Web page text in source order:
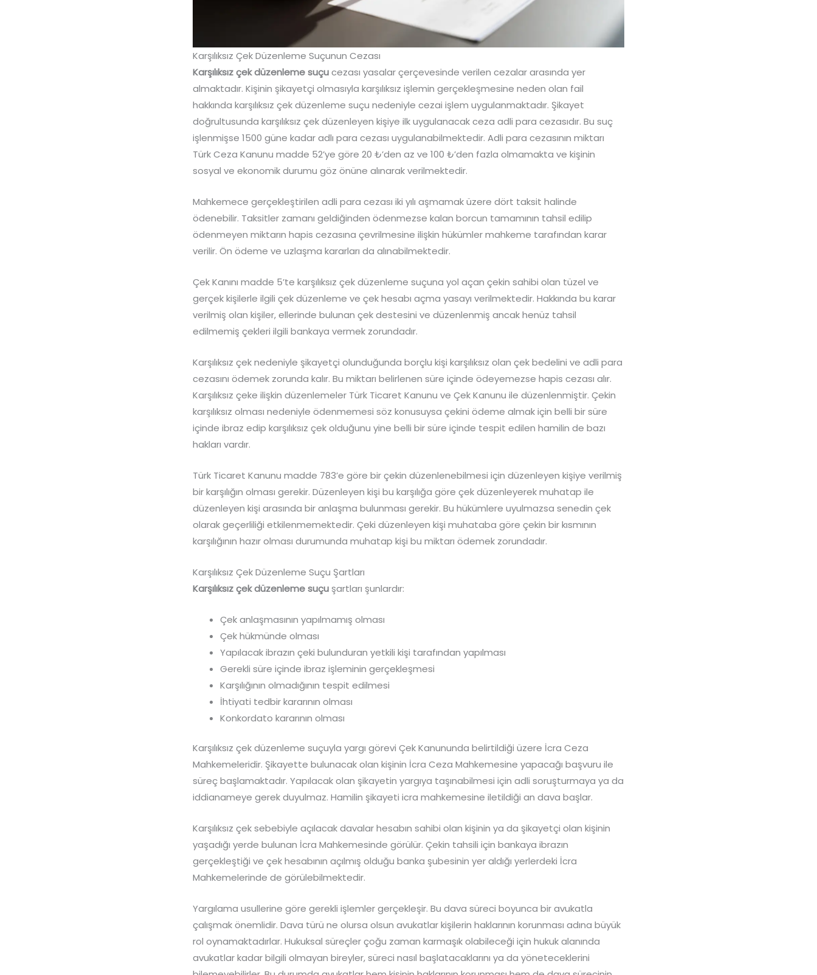
Karşılıksız Çek Düzenleme Suçunun Cezası
Karşılıksız çek düzenleme suçucezası yasalar çerçevesinde verilen cezalar arasında yer
almaktadır. Kişinin şikayetçi olmasıyla karşılıksız işlemin gerçekleşmesine neden olan fail
hakkında karşılıksız çek düzenleme suçu nedeniyle cezai işlem uygulanmaktadır. Şikayet
doğrultusunda karşılıksız çek düzenleyen kişiye ilk uygulanacak ceza adli para cezasıdır. Bu suç
işlenmişse 1500 güne kadar adlı para cezası uygulanabilmektedir. Adli para cezasının miktarı
Türk Ceza Kanunu madde 52’ye göre 20 ₺’den az ve 100 ₺’den fazla olmamakta ve kişinin
sosyal ve ekonomik durumu göz önüne alınarak verilmektedir.
Mahkemece gerçekleştirilen adli para cezası iki yılı aşmamak üzere dört taksit halinde
ödenebilir. Taksitler zamanı geldiğinden ödenmezse kalan borcun tamamının tahsil edilip
ödenmeyen miktarın hapis cezasına çevrilmesine ilişkin hükümler mahkeme tarafından karar
verilir. Ön ödeme ve uzlaşma kararları da alınabilmektedir.
Çek Kanını madde 5’te karşılıksız çek düzenleme suçuna yol açan çekin sahibi olan tüzel ve
gerçek kişilerle ilgili çek düzenleme ve çek hesabı açma yasayı verilmektedir. Hakkında bu karar
verilmiş olan kişiler, ellerinde bulunan çek destesini ve düzenlenmiş ancak henüz tahsil
edilmemiş çekleri ilgili bankaya vermek zorundadır.
Karşılıksız çek nedeniyle şikayetçi olunduğunda borçlu kişi karşılıksız olan çek bedelini ve adli para
cezasını ödemek zorunda kalır. Bu miktarı belirlenen süre içinde ödeyemezse hapis cezası alır.
Karşılıksız çeke ilişkin düzenlemeler Türk Ticaret Kanunu ve Çek Kanunu ile düzenlenmiştir. Çekin
karşılıksız olması nedeniyle ödenmemesi söz konusuysa çekini ödeme almak için belli bir süre
içinde ibraz edip karşılıksız çek olduğunu yine belli bir süre içinde tespit edilen hamilin de bazı
hakları vardır.
Türk Ticaret Kanunu madde 783’e göre bir çekin düzenlenebilmesi için düzenleyen kişiye verilmiş
bir karşılığın olması gerekir. Düzenleyen kişi bu karşılığa göre çek düzenleyerek muhatap ile
düzenleyen kişi arasında bir anlaşma bulunması gerekir. Bu hükümlere uyulmazsa senedin çek
olarak geçerliliği etkilenmemektedir. Çeki düzenleyen kişi muhataba göre çekin bir kısmının
karşılığının hazır olması durumunda muhatap kişi bu miktarı ödemek zorundadır.
Karşılıksız Çek Düzenleme Suçu Şartları
Karşılıksız çek düzenleme suçu şartları şunlardır:
Çek anlaşmasının yapılmamış olması
Çek hükmünde olması
Yapılacak ibrazın çeki bulunduran yetkili kişi tarafından yapılması
Gerekli süre içinde ibraz işleminin gerçekleşmesi
Karşılığının olmadığının tespit edilmesi
İhtiyati tedbir kararının olması
Konkordato kararının olması
Karşılıksız çek düzenleme suçuyla yargı görevi Çek Kanununda belirtildiği üzere İcra Ceza
Mahkemeleridir. Şikayette bulunacak olan kişinin İcra Ceza Mahkemesine yapacağı başvuru ile
süreç başlamaktadır. Yapılacak olan şikayetin yargıya taşınabilmesi için adli soruşturmaya ya da
iddianameye gerek duyulmaz. Hamilin şikayeti icra mahkemesine iletildiği an dava başlar.
Karşılıksız çek sebebiyle açılacak davalar hesabın sahibi olan kişinin ya da şikayetçi olan kişinin
yaşadığı yerde bulunan İcra Mahkemesinde görülür. Çekin tahsili için bankaya ibrazın
gerçekleştiği ve çek hesabının açılmış olduğu banka şubesinin yer aldığı yerlerdeki İcra
Mahkemelerinde de görülebilmektedir.
Yargılama usullerine göre gerekli işlemler gerçekleşir. Bu dava süreci boyunca bir avukatla
çalışmak önemlidir. Dava türü ne olursa olsun avukatlar kişilerin haklarının korunması adına büyük
rol oynamaktadırlar. Hukuksal süreçler çoğu zaman karmaşık olabileceği için hukuk alanında
avukatlar kadar bilgili olmayan bireyler, süreci nasıl başlatacaklarını ya da yöneteceklerini